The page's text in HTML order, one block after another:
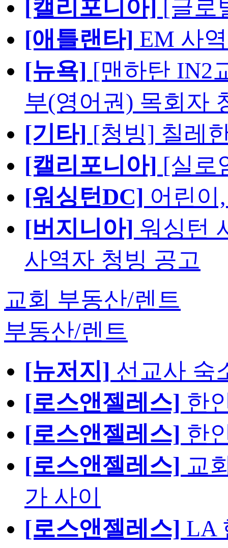
[캘리포니아] [글로
[애틀랜타] EM 사
[뉴욕] [맨하탄 IN2
부(영어권) 목회자
[기타] [청빙] 칠레
[캘리포니아] [실로
[워싱턴DC] 어린이
[버지니아] 워싱턴
사역자 청빙 공고
교회 부동산/렌트
부동산/렌트
[뉴저지] 선교사 숙
[로스앤젤레스] 한
[로스앤젤레스] 한
[로스앤젤레스] 교
가 사이
[로스앤젤레스] LA